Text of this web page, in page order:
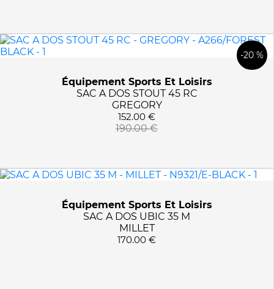
-20 %
Équipement Sports Et Loisirs
SAC A DOS STOUT 45 RC
GREGORY
152.00 €
190.00 €
Équipement Sports Et Loisirs
SAC A DOS UBIC 35 M
MILLET
170.00 €